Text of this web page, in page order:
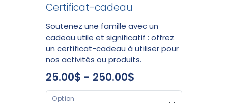
Certificat-cadeau
Soutenez une famille avec un
cadeau utile et significatif : offrez
un certificat-cadeau à utiliser pour
nos activités ou produits.
25.00$ - 250.00$
Option